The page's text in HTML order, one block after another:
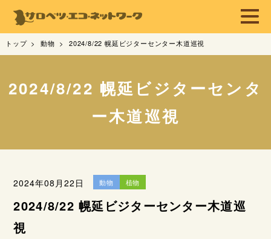
トップ 動物 2024/8/22 幌延ビジターセンター木道巡視
2024/8/22 幌延ビジターセンタ
ー木道巡視
2024年08月22日 動物 植物
2024/8/22 幌延ビジターセンター木道巡
視